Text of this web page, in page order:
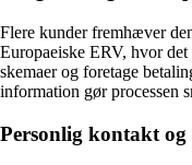
Flere kunder fremhæver
Europaeiske ERV, hvor
skemaer og foretage
information gør processen
Personlig kontakt